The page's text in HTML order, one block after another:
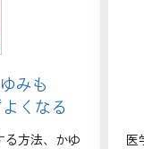
みも
くなる
る方法、かゆ
医